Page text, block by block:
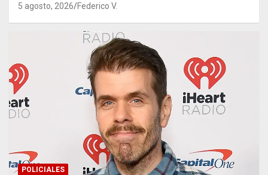
5 agosto, 2026 Federico V.
POLICIALES